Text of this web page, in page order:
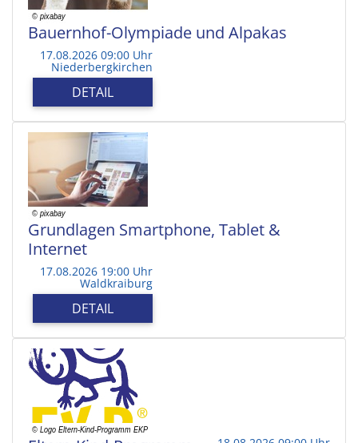
Bauernhof-Olympiade und Alpakas
17.08.2026 09:00 Uhr
Niederbergkirchen
DETAIL
Grundlagen Smartphone, Tablet &
Internet
17.08.2026 19:00 Uhr
Waldkraiburg
DETAIL